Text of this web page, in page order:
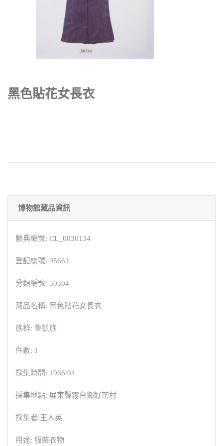
黑色貼花女長衣
博物館藏品資訊
數典編號: CL_0030134
登記總號: 05661
分類編號: 50304
藏品名稱: 黑色貼花女長衣
族群: 魯凱族
件數: 1
採集時間: 1966/04
採集地點: 屏東縣霧台鄉好茶村
採集者:王人英
用途: 服裝衣物